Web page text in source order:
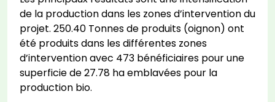
de la production dans les zones d’intervention du
projet. 250.40 Tonnes de produits (oignon) ont
été produits dans les différentes zones
d’intervention avec 473 bénéficiaires pour une
superficie de 27.78 ha emblavées pour la
production bio.